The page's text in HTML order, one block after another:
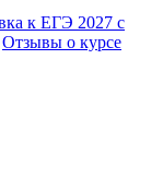
к ЕГЭ 2027 с
Отзывы о курсе